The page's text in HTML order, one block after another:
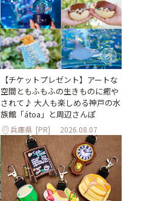
【チケットプレゼント】アートな
空間ともふもふの生きものに癒や
されて♪ 大人も楽しめる神戸の水
族館「átoa」と周辺さんぽ
兵庫県 [PR] 2026.08.07